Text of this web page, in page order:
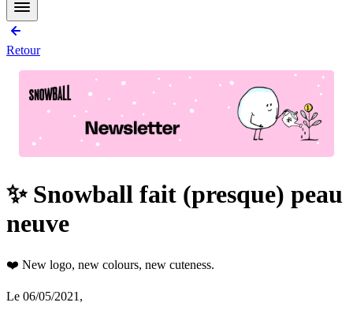
Retour
✨ Snowball fait (presque) peau
neuve
❤️ New logo, new colours, new cuteness.
Le 06/05/2021 ,